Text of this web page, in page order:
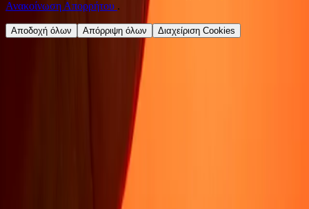
Ανακοίνωση Απορρήτου .
Αποδοχή όλων Απόρριψη όλων Διαχείριση Cookies